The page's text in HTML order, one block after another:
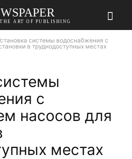
ART OF PUBLISHING
системы водоснабжения с
в труднодоступных местах
с
насосов для
местах